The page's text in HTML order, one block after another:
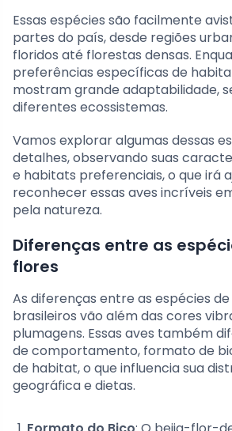
Essas espécies são facilmente
partes do país, desde regiões
floridos até florestas densas.
preferências específicas de
mostram grande adaptabilidade,
diferentes ecossistemas.
Vamos explorar algumas dessas
detalhes, observando suas
e habitats preferenciais, o que irá
reconhecer essas aves incríveis
pela natureza.
Diferenças entre as
flores
As diferenças entre as espécies
brasileiros vão além das cores
plumagens. Essas aves também
de comportamento, formato de
de habitat, o que influencia sua
geográfica e dietas.